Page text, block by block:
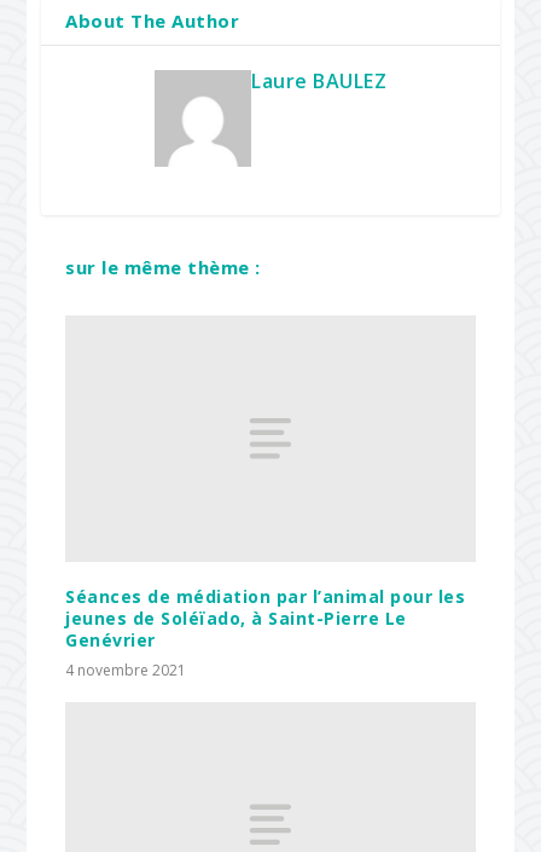
About The Author
Laure BAULEZ
sur le même thème :
Séances de médiation par l’animal pour les
jeunes de Soléïado, à Saint-Pierre Le
Genévrier
4 novembre 2021